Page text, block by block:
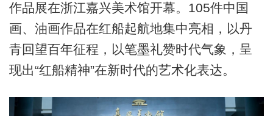
作品展在浙江嘉兴美术馆开幕。105件中国
画、油画作品在红船起航地集中亮相，以丹
青回望百年征程，以笔墨礼赞时代气象，呈
现出“红船精神”在新时代的艺术化表达。